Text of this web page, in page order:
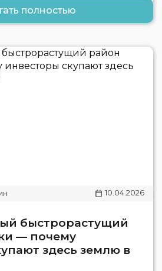
полностью
10.04.2026
быстрорастущий
— почему
здесь землю в